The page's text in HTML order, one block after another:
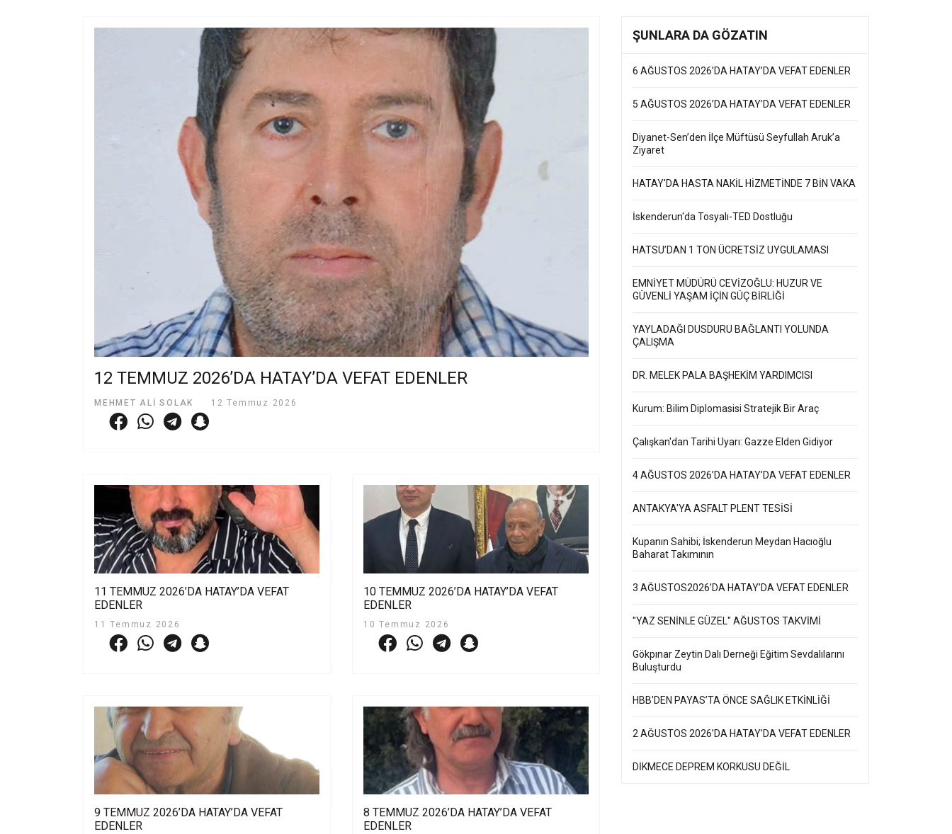
12 TEMMUZ 2026’DA HATAY’DA VEFAT EDENLER
MEHMET ALI SOLAK 12 Temmuz 2026
11 TEMMUZ 2026’DA HATAY’DA VEFAT
EDENLER
11 Temmuz 2026
10 TEMMUZ 2026’DA HATAY’DA VEFAT
EDENLER
10 Temmuz 2026
9 TEMMUZ 2026’DA HATAY’DA VEFAT
EDENLER
8 TEMMUZ 2026’DA HATAY’DA VEFAT
EDENLER
ŞUNLARA DA GÖZATIN
6 AĞUSTOS 2026’DA HATAY’DA VEFAT EDENLER
5 AĞUSTOS 2026’DA HATAY’DA VEFAT EDENLER
Diyanet-Sen’den İlçe Müftüsü Seyfullah Aruk’a
Ziyaret
HATAY'DA HASTA NAKİL HİZMETİNDE 7 BİN VAKA
İskenderun'da Tosyalı-TED Dostluğu
HATSU’DAN 1 TON ÜCRETSİZ UYGULAMASI
EMNİYET MÜDÜRÜ CEVİZOĞLU: HUZUR VE
GÜVENLİ YAŞAM İÇİN GÜÇ BİRLİĞİ
YAYLADAĞI DUSDURU BAĞLANTI YOLUNDA
ÇALIŞMA
DR. MELEK PALA BAŞHEKİM YARDIMCISI
Kurum: Bilim Diplomasisi Stratejik Bir Araç
Çalışkan'dan Tarihi Uyarı: Gazze Elden Gidiyor
4 AĞUSTOS 2026’DA HATAY’DA VEFAT EDENLER
ANTAKYA'YA ASFALT PLENT TESİSİ
Kupanın Sahibi; İskenderun Meydan Hacıoğlu
Baharat Takımının
3 AĞUSTOS2026’DA HATAY’DA VEFAT EDENLER
"YAZ SENİNLE GÜZEL" AĞUSTOS TAKVİMİ
Gökpınar Zeytin Dalı Derneği Eğitim Sevdalılarını
Buluşturdu
HBB'DEN PAYAS’TA ÖNCE SAĞLIK ETKİNLİĞİ
2 AĞUSTOS 2026’DA HATAY’DA VEFAT EDENLER
DİKMECE DEPREM KORKUSU DEĞİL